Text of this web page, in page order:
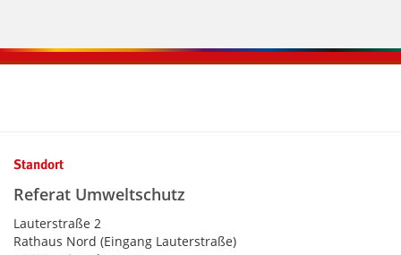
Standort
Referat Umweltschutz
Lauterstraße 2
Rathaus Nord (Eingang Lauterstraße)